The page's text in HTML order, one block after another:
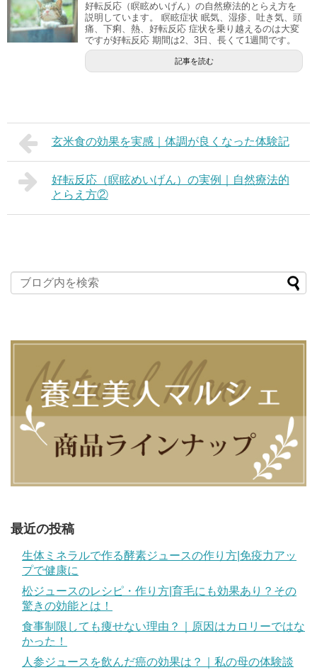
好転反応（瞑眩めいげん）の自然療法的とらえ方を
説明しています。 瞑眩症状 眠気、湿疹、吐き気、頭
痛、下痢、熱、好転反応 症状を乗り越えるのは大変
ですが好転反応 期間は2、3日、長くて1週間です。
記事を読む
玄米食の効果を実感｜体調が良くなった体験記
好転反応（瞑眩めいげん）の実例｜自然療法的
とらえ方②
最近の投稿
生体ミネラルで作る酵素ジュースの作り方|免疫力アッ
プで健康に
松ジュースのレシピ・作り方|育毛にも効果あり？その
驚きの効能とは！
食事制限しても痩せない理由？｜原因はカロリーではな
かった！
人参ジュースを飲んだ癌の効果は？｜私の母の体験談